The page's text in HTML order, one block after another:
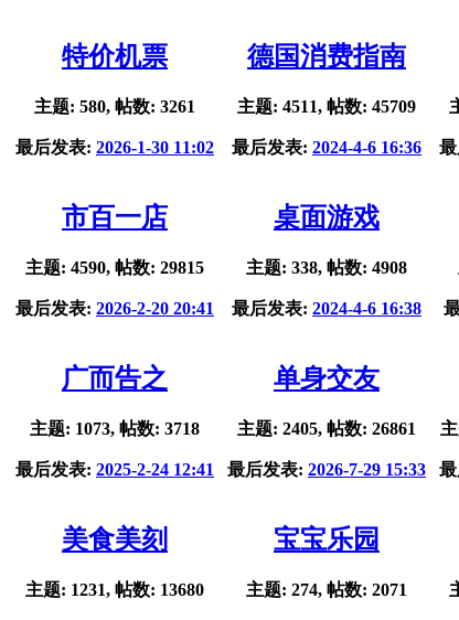
特价机票
主题: 580, 帖数: 3261
最后发表: 2026-1-30 11:02
德国消费指南
主题: 4511, 帖数: 45709
最后发表: 2024-4-6 16:36
市百一店
主题: 4590, 帖数: 29815
最后发表: 2026-2-20 20:41
桌面游戏
主题: 338, 帖数: 4908
最后发表: 2024-4-6 16:38
广而告之
主题: 1073, 帖数: 3718
最后发表: 2025-2-24 12:41
单身交友
主题: 2405, 帖数: 26861
最后发表: 2026-7-29 15:33
美食美刻
主题: 1231, 帖数: 13680
宝宝乐园
主题: 274, 帖数: 2071